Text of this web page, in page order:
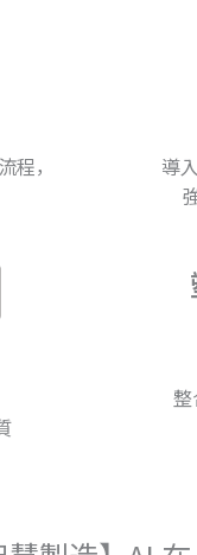
程，
導
整